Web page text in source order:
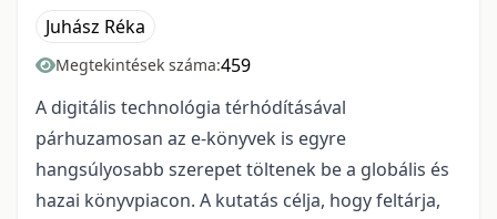
Juhász Réka
Megtekintések száma:459
A digitális technológia térhódításával
párhuzamosan az e-könyvek is egyre
hangsúlyosabb szerepet töltenek be a globális és
hazai könyvpiacon. A kutatás célja, hogy feltárja,